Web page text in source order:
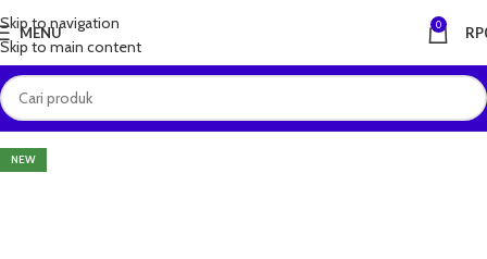
Skip to navigation
Skip to main content
MENU 0 RP
NEW